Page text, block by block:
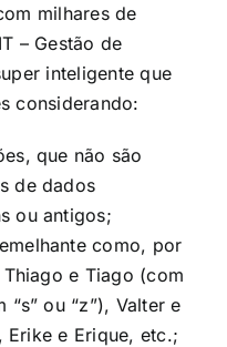
milhares de
– Gestão de
inteligente que
considerando:
que não são
de dados
ou antigos;
como, por
e Tiago (com
“s” ou “z”), Valter e
Erike e Erique, etc.;